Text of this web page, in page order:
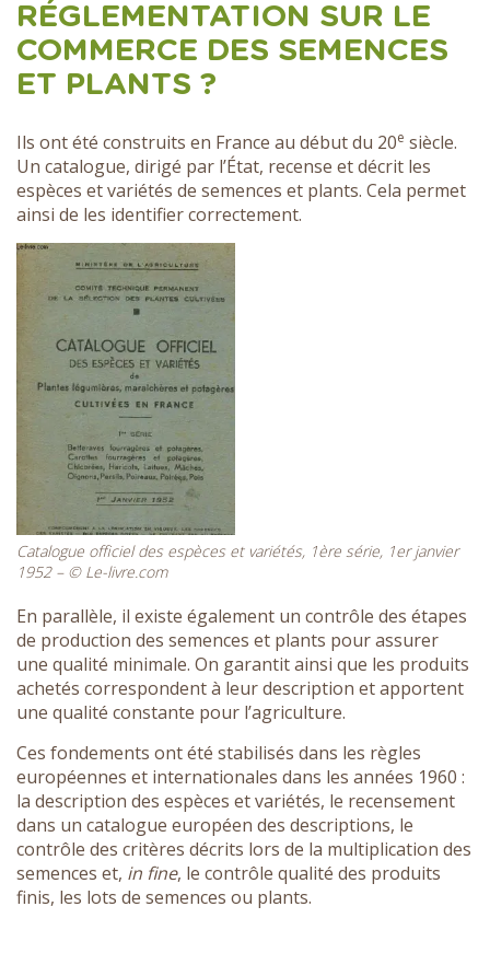
RÉGLEMENTATION SUR LE
COMMERCE DES SEMENCES
ET PLANTS ?
Ils ont été construits en France au début du 20e siècle.
Un catalogue, dirigé par l’État, recense et décrit les
espèces et variétés de semences et plants. Cela permet
ainsi de les identifier correctement.
Catalogue officiel des espèces et variétés, 1ère série, 1er janvier
1952 – © Le-livre.com
En parallèle, il existe également un contrôle des étapes
de production des semences et plants pour assurer
une qualité minimale. On garantit ainsi que les produits
achetés correspondent à leur description et apportent
une qualité constante pour l’agriculture.
Ces fondements ont été stabilisés dans les règles
européennes et internationales dans les années 1960 :
la description des espèces et variétés, le recensement
dans un catalogue européen des descriptions, le
contrôle des critères décrits lors de la multiplication des
semences et, in fine, le contrôle qualité des produits
finis, les lots de semences ou plants.